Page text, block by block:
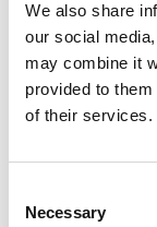
We also share
our social
may combine it
provided to
of their services.
Selection
Necessary